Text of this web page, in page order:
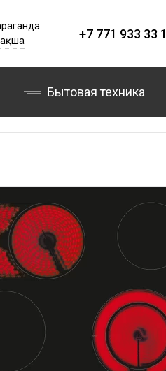
+7 771 933 33
Бытовая техника